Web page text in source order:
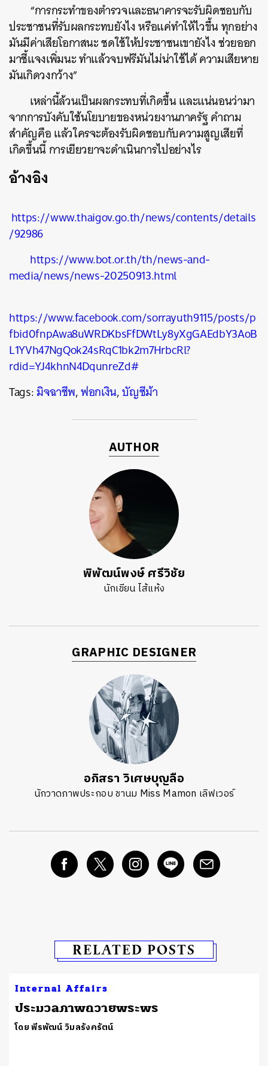
“การกระทำของตำรวจและธนาคารจะรับผิดชอบกับ
ประชาชนที่รับผลกระทบยังไง หรือแค่ทำให้ไวขึ้น ทุกอย่าง
มันมีค่าเสียโอกาสนะ ชดใช้ให้ประชาชนเขายังไง ช่วยออก
มาชี้แจงเพิ่มนะ ทำแล้วจบฟรีมันไม่น่าใช้ได้ ความเสียหาย
มันเกิดวงกว้าง”
เหล่านี้ล้วนเป็นผลกระทบที่เกิดขึ้น และแน่นอนว่ามา
จากการบังคับใช้นโยบายของหน่วยงานภาครัฐ คำถาม
สำคัญคือ แล้วใครจะต้องรับผิดชอบกับความสูญเสียที่
เกิดขึ้นนี้ การเยียวยาจะดำเนินการไปอย่างไร
อ้างอิง
https://www.thaigov.go.th/news/contents/details
/92986
https://www.bot.or.th/th/news-and-
media/news/news-20250913.html
https://www.facebook.com/sorrayuth9115/posts/p
fbid0fnpAwa8uWRDKbsFfDWtLy8yXgGAEdbY3AoB
L1YVh47NgQok24sRqC1bk2m7HrbcRl?
rdid=YJ4khnN4DqunreZd#
Tags:มิจฉาชีพ,ฟอกเงิน,บัญชีม้า
AUTHOR
พิพัฒน์พงษ์ ศรีวิชัย
นักเขียน ไส้แห้ง
GRAPHIC DESIGNER
อภิสรา วิเศษบุญลือ
นักวาดภาพประกอบ ชานม Miss Mamon เลิฟเวอร์
RELATED POSTS
Internal Affairs
ประมวลภาพถวายพระพร
โดย พีรพัฒน์ วิมลรังครัตน์